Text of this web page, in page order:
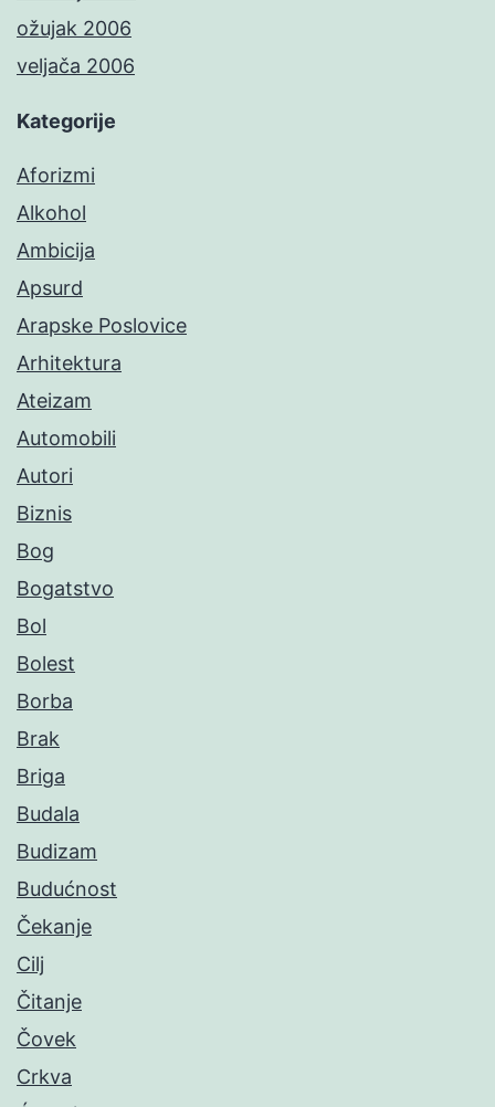
ožujak 2006
veljača 2006
Kategorije
Aforizmi
Alkohol
Ambicija
Apsurd
Arapske Poslovice
Arhitektura
Ateizam
Automobili
Autori
Biznis
Bog
Bogatstvo
Bol
Bolest
Borba
Brak
Briga
Budala
Budizam
Budućnost
Čekanje
Cilj
Čitanje
Čovek
Crkva